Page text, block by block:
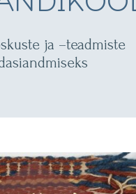
ja –teadmiste